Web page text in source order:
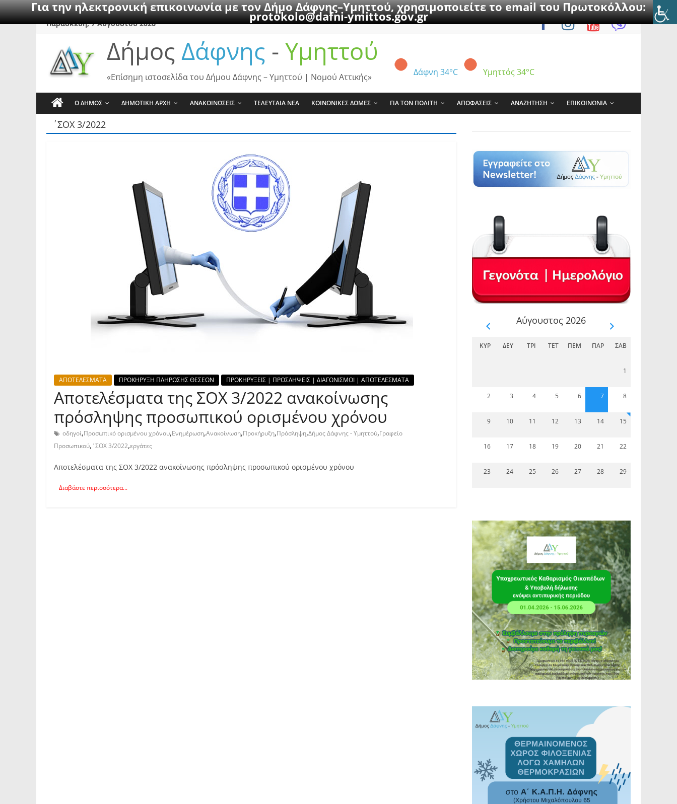
Για την ηλεκτρονική επικοινωνία με τον Δήμο Δάφνης–Υμηττού, χρησιμοποιείτε το email του Πρωτοκόλλου:
protokolo@dafni-ymittos.gov.gr
SkipΠαρασκευή, 7 Αυγούστου 2026
Δήμος Δάφνης - Υμηττού
Δάφνη 34°C Υμηττός 34°C
«Επίσημη ιστοσελίδα του Δήμου Δάφνης – Υμηττού | Νομού Αττικής»
Ο ΔΗΜΟΣ ΔΗΜΟΤΙΚΗ ΑΡΧΗ ΑΝΑΚΟΙΝΩΣΕΙΣ ΤΕΛΕΥΤΑΙΑ ΝΕΑ ΚΟΙΝΩΝΙΚΕΣ ΔΟΜΕΣ ΓΙΑ ΤΟΝ ΠΟΛΙΤΗ ΑΠΟΦΑΣΕΙΣ ΑΝΑΖΗΤΗΣΗ ΕΠΙΚΟΙΝΩΝΙΑ
΄ΣΟΧ 3/2022
ΑΠΟΤΕΛΕΣΜΑΤΑ ΠΡΟΚΗΡΥΞΗ ΠΛΗΡΩΣΗΣ ΘΕΣΕΩΝ ΠΡΟΚΗΡΥΞΕΙΣ | ΠΡΟΣΛΗΨΕΙΣ | ΔΙΑΓΩΝΙΣΜΟΙ | ΑΠΟΤΕΛΕΣΜΑΤΑ
Αποτελέσματα της ΣΟΧ 3/2022 ανακοίνωσης
πρόσληψης προσωπικού ορισμένου χρόνου
οδηγοί,Προσωπικό ορισμένου χρόνου,Ενημέρωση,Ανακοίνωση,Προκήρυξη,Πρόσληψη,Δήμος Δάφνης - Υμηττού,Γραφείο
Προσωπικού, ΄ΣΟΧ 3/2022,εργάτες
Αποτελέσματα της ΣΟΧ 3/2022 ανακοίνωσης πρόσληψης προσωπικού ορισμένου χρόνου
Διαβάστε περισσότερα...
Αύγουστος 2026
ΚΥΡ ΔΕΥ ΤΡΊ ΤΕΤ ΠΈΜ ΠΑΡ ΣΆΒ
1
2 3 4 5 6 7 8
9 10 11 12 13 14 15
16 17 18 19 20 21 22
23 24 25 26 27 28 29